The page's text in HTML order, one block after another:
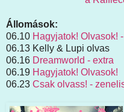
Állomások:
06.10 Hagyjatok! Olvasok!
06.13 Kelly & Lupi olvas
06.16 Dreamworld - extra
06.19 Hagyjatok! Olvasok!
06.23 Csak olvass! -